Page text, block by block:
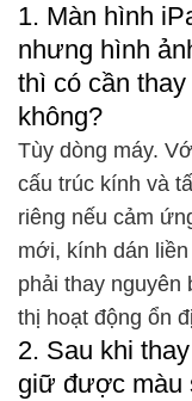
1. Màn hình
nhưng hình
thì có cần
không?
Tùy dòng máy.
cấu trúc kính và
riêng nếu cảm
mới, kính dán
phải thay nguyên
thị hoạt động ổn
2. Sau khi
giữ được màu